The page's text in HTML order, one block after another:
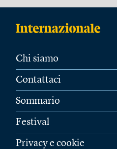
Chi siamo
Contattaci
Sommario
Festival
Privacy e cookie